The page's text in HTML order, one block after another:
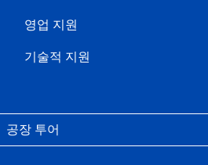
영업 지원
기술적 지원
공장 투어